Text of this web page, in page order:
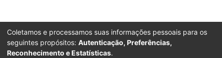
Coletamos e processamos suas informações pessoais para os
seguintes propósitos: Autenticação, Preferências,
Reconhecimento e Estatísticas.